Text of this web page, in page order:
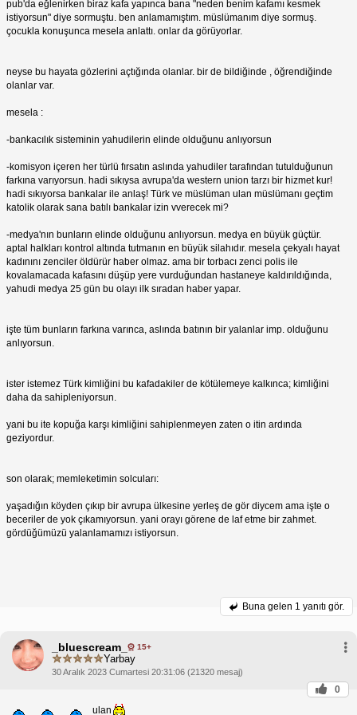
pub'da eğlenirken biraz kafa yapınca bana "neden benim kafamı kesmek
istiyorsun" diye sormuştu. ben anlamamıştım. müslümanım diye sormuş.
çocukla konuşunca mesela anlattı. onlar da görüyorlar.
neyse bu hayata gözlerini açtığında olanlar. bir de bildiğinde , öğrendiğinde
olanlar var.
mesela :
-bankacılık sisteminin yahudilerin elinde olduğunu anlıyorsun
-komisyon içeren her türlü fırsatın aslında yahudiler tarafından tutulduğunun
farkına varıyorsun. hadi sıkıysa avrupa'da western union tarzı bir hizmet kur!
hadi sıkıyorsa bankalar ile anlaş! Türk ve müslüman ulan müslümanı geçtim
katolik olarak sana batılı bankalar izin vverecek mi?
-medya'nın bunların elinde olduğunu anlıyorsun. medya en büyük güçtür.
aptal halkları kontrol altında tutmanın en büyük silahıdır. mesela çekyalı hayat
kadınını zenciler öldürür haber olmaz. ama bir torbacı zenci polis ile
kovalamacada kafasını düşüp yere vurduğundan hastaneye kaldırıldığında,
yahudi medya 25 gün bu olayı ilk sıradan haber yapar.
işte tüm bunların farkına varınca, aslında batının bir yalanlar imp. olduğunu
anlıyorsun.
ister istemez Türk kimliğini bu kafadakiler de kötülemeye kalkınca; kimliğini
daha da sahipleniyorsun.
yani bu ite kopuğa karşı kimliğini sahiplenmeyen zaten o itin ardında
geziyordur.
son olarak; memleketimin solcuları:
yaşadığın köyden çıkıp bir avrupa ülkesine yerleş de gör diycem ama işte o
beceriler de yok çıkamıyorsun. yani orayı görene de laf etme bir zahmet.
gördüğümüzü yalanlamamızı istiyorsun.
Buna gelen 1 yanıtı gör.
_bluescream_ 15+
Yarbay
30 Aralık 2023 Cumartesi 20:31:06 (21320 mesaj)
0
ulan